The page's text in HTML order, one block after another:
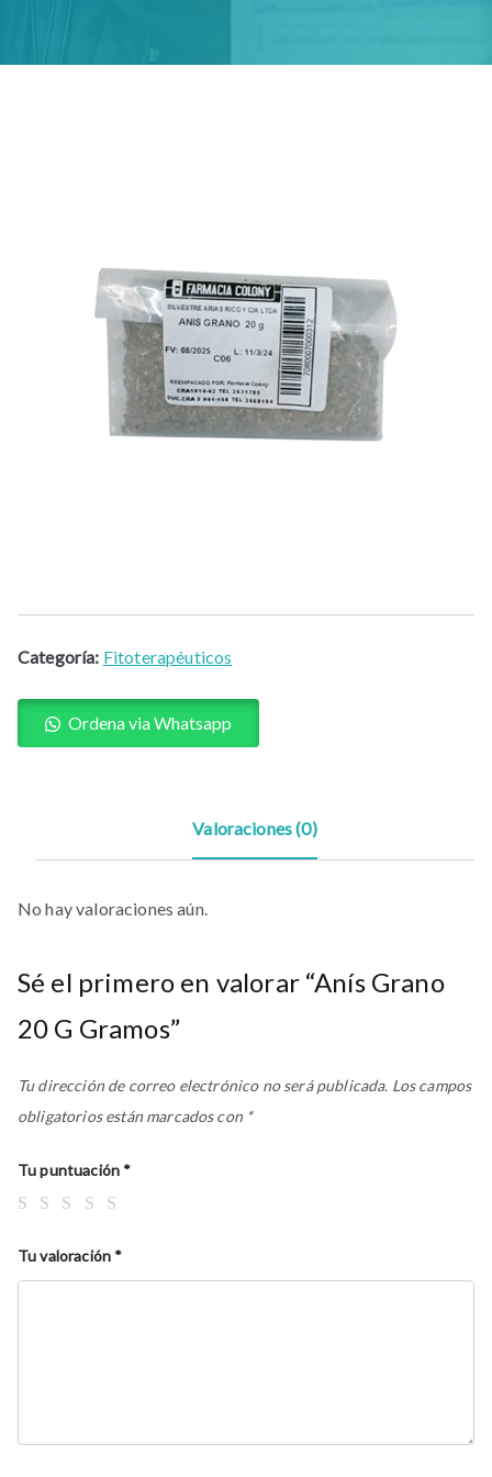
Categoría: Fitoterapéuticos
Ordena via Whatsapp
Valoraciones (0)
No hay valoraciones aún.
Sé el primero en valorar “Anís Grano
20 G Gramos”
Tu dirección de correo electrónico no será publicada. Los campos
obligatorios están marcados con *
Tu puntuación *
Tu valoración *